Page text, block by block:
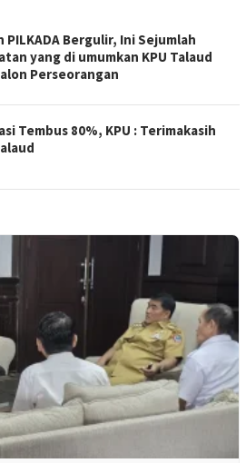
PILKADA Bergulir, Ini Sejumlah
yang di umumkan KPU Talaud
Perseorangan
Tembus 80%, KPU : Terimakasih